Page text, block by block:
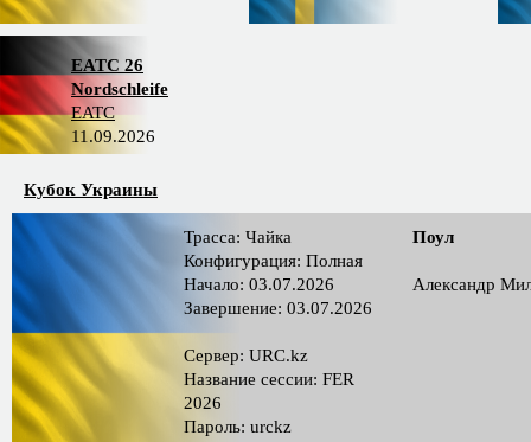
EATC 26
Nordschleife
EATC
11.09.2026
Кубок Украины
Трасса: Чайка
Конфигурация: Полная
Начало: 03.07.2026
Завершение: 03.07.2026
Сервер: URC.kz
Название сессии: FER
2026
Пароль: urckz
Поул
Александр